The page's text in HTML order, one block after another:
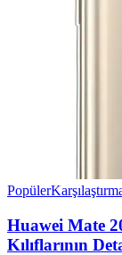
Popüler
Huawei Mate
Kılıflarının